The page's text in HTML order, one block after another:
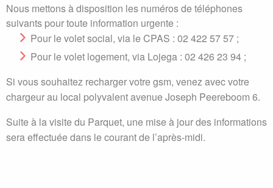
Nous mettons à disposition les numéros de téléphones
suivants pour toute information urgente :
Pour le volet social, via le CPAS : 02 422 57 57 ;
Pour le volet logement, via Lojega : 02 426 23 94 ;
Si vous souhaitez recharger votre gsm, venez avec votre
chargeur au local polyvalent avenue Joseph Peereboom 6.
Suite à la visite du Parquet, une mise à jour des informations
sera effectuée dans le courant de l’après-midi.